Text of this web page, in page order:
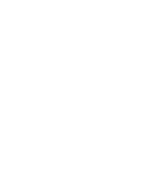
karcie